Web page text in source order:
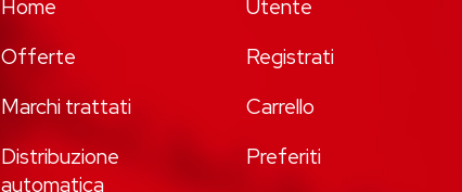
Home
Offerte
Marchi trattati
Distribuzione
automatica
Utente
Registrati
Carrello
Preferiti